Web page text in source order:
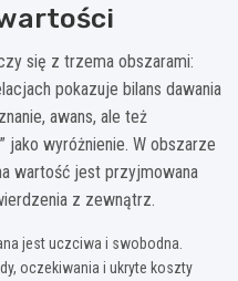
się z trzema obszarami:
pokazuje bilans dawania
awans, ale też
jako wyróżnienie. W obszarze
wartość jest przyjmowana
z zewnątrz.
jest uczciwa i swobodna.
oczekiwania i ukryte koszty